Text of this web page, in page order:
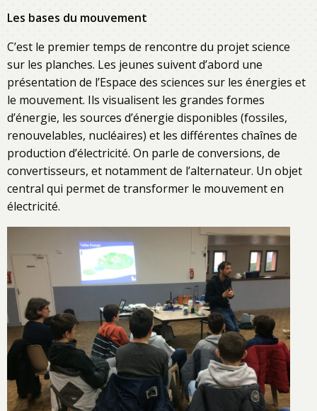
Les bases du mouvement
C’est le premier temps de rencontre du projet science
sur les planches. Les jeunes suivent d’abord une
présentation de l’Espace des sciences sur les énergies et
le mouvement. Ils visualisent les grandes formes
d’énergie, les sources d’énergie disponibles (fossiles,
renouvelables, nucléaires) et les différentes chaînes de
production d’électricité. On parle de conversions, de
convertisseurs, et notamment de l’alternateur. Un objet
central qui permet de transformer le mouvement en
électricité.